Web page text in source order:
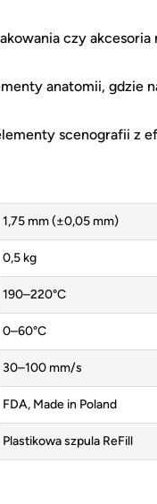
czy akcesoria
anatomii, gdzie
scenografii z
1,75 mm (±0,05 mm)
0,5 kg
190–220°C
0–60°C
30–100 mm/s
FDA, Made in Poland
Plastikowa szpula ReFill